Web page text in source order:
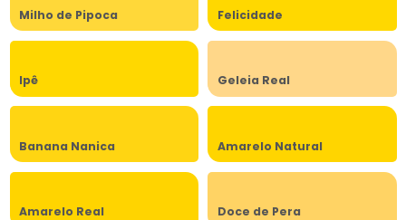
Milho de Pipoca Felicidade
Ipê Geleia Real
Banana Nanica Amarelo Natural
Amarelo Real Doce de Pera